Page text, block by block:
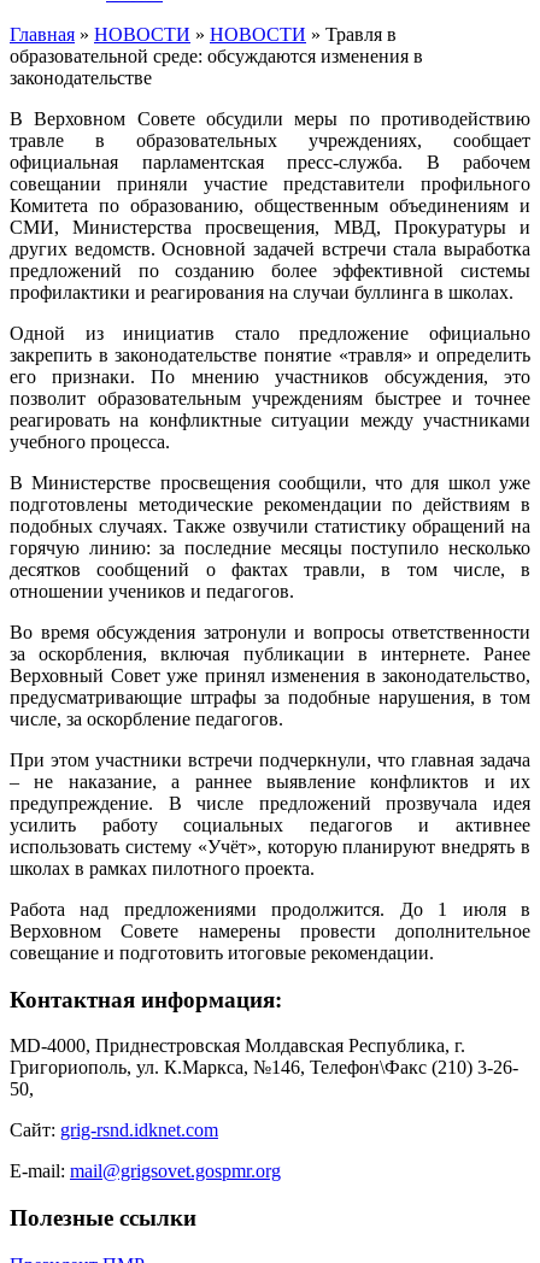
Главная » НОВОСТИ » НОВОСТИ » Травля в
образовательной среде: обсуждаются изменения в
законодательстве
В Верховном Совете обсудили меры по противодействию
травле в образовательных учреждениях, сообщает
официальная парламентская пресс-служба. В рабочем
совещании приняли участие представители профильного
Комитета по образованию, общественным объединениям и
СМИ, Министерства просвещения, МВД, Прокуратуры и
других ведомств. Основной задачей встречи стала выработка
предложений по созданию более эффективной системы
профилактики и реагирования на случаи буллинга в школах.
Одной из инициатив стало предложение официально
закрепить в законодательстве понятие «травля» и определить
его признаки. По мнению участников обсуждения, это
позволит образовательным учреждениям быстрее и точнее
реагировать на конфликтные ситуации между участниками
учебного процесса.
В Министерстве просвещения сообщили, что для школ уже
подготовлены методические рекомендации по действиям в
подобных случаях. Также озвучили статистику обращений на
горячую линию: за последние месяцы поступило несколько
десятков сообщений о фактах травли, в том числе, в
отношении учеников и педагогов.
Во время обсуждения затронули и вопросы ответственности
за оскорбления, включая публикации в интернете. Ранее
Верховный Совет уже принял изменения в законодательство,
предусматривающие штрафы за подобные нарушения, в том
числе, за оскорбление педагогов.
При этом участники встречи подчеркнули, что главная задача
– не наказание, а раннее выявление конфликтов и их
предупреждение. В числе предложений прозвучала идея
усилить работу социальных педагогов и активнее
использовать систему «Учёт», которую планируют внедрять в
школах в рамках пилотного проекта.
Работа над предложениями продолжится. До 1 июля в
Верховном Совете намерены провести дополнительное
совещание и подготовить итоговые рекомендации.
Контактная информация:
MD-4000, Приднестровская Молдавская Республика, г.
Григориополь, ул. К.Маркса, №146, Телефон\Факс (210) 3-26-
50,
Сайт: grig-rsnd.idknet.com
E-mail: mail@grigsovet.gospmr.org
Полезные ссылки